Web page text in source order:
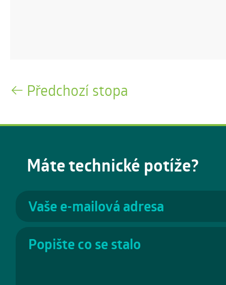
Předchozí stopa
Máte technické potíže?